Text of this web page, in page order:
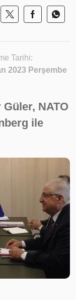
Tarihi:
2023 Perşembe
NATO
ile